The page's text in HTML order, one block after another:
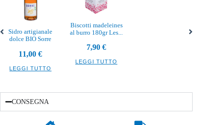
Sidro artigianale
dolce BIO Sorre
11,00€
LEGGI TUTTO
Biscotti madeleines
al burro 180gr Les...
7,90€
LEGGI TUTTO
CONSEGNA